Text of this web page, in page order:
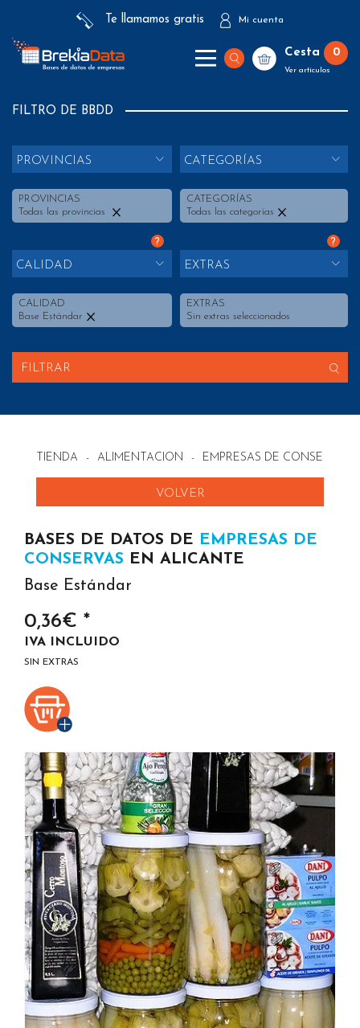
Te llamamos gratis Mi cuenta
Cesta 0
Ver artículos
FILTRO DE BBDD
PROVINCIAS
PROVINCIAS
Todas las provincias
CATEGORÍAS
CATEGORÍAS
Todas las categorías
?
CALIDAD
CALIDAD
Base Estándar
?
EXTRAS
EXTRAS
Sin extras seleccionados
FILTRAR
TIENDA - ALIMENTACION - EMPRESAS DE CONSERVAS
VOLVER
BASES DE DATOS DE EMPRESAS DE
CONSERVAS EN ALICANTE
Base Estándar
0,36€ *
IVA INCLUIDO
SIN EXTRAS